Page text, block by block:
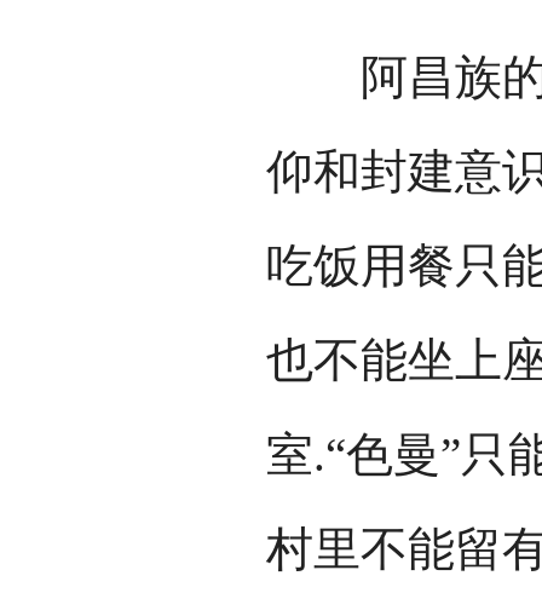
阿昌族的
仰和封建意
吃饭用餐只
也不能坐上
室.“色曼”只
村里不能留